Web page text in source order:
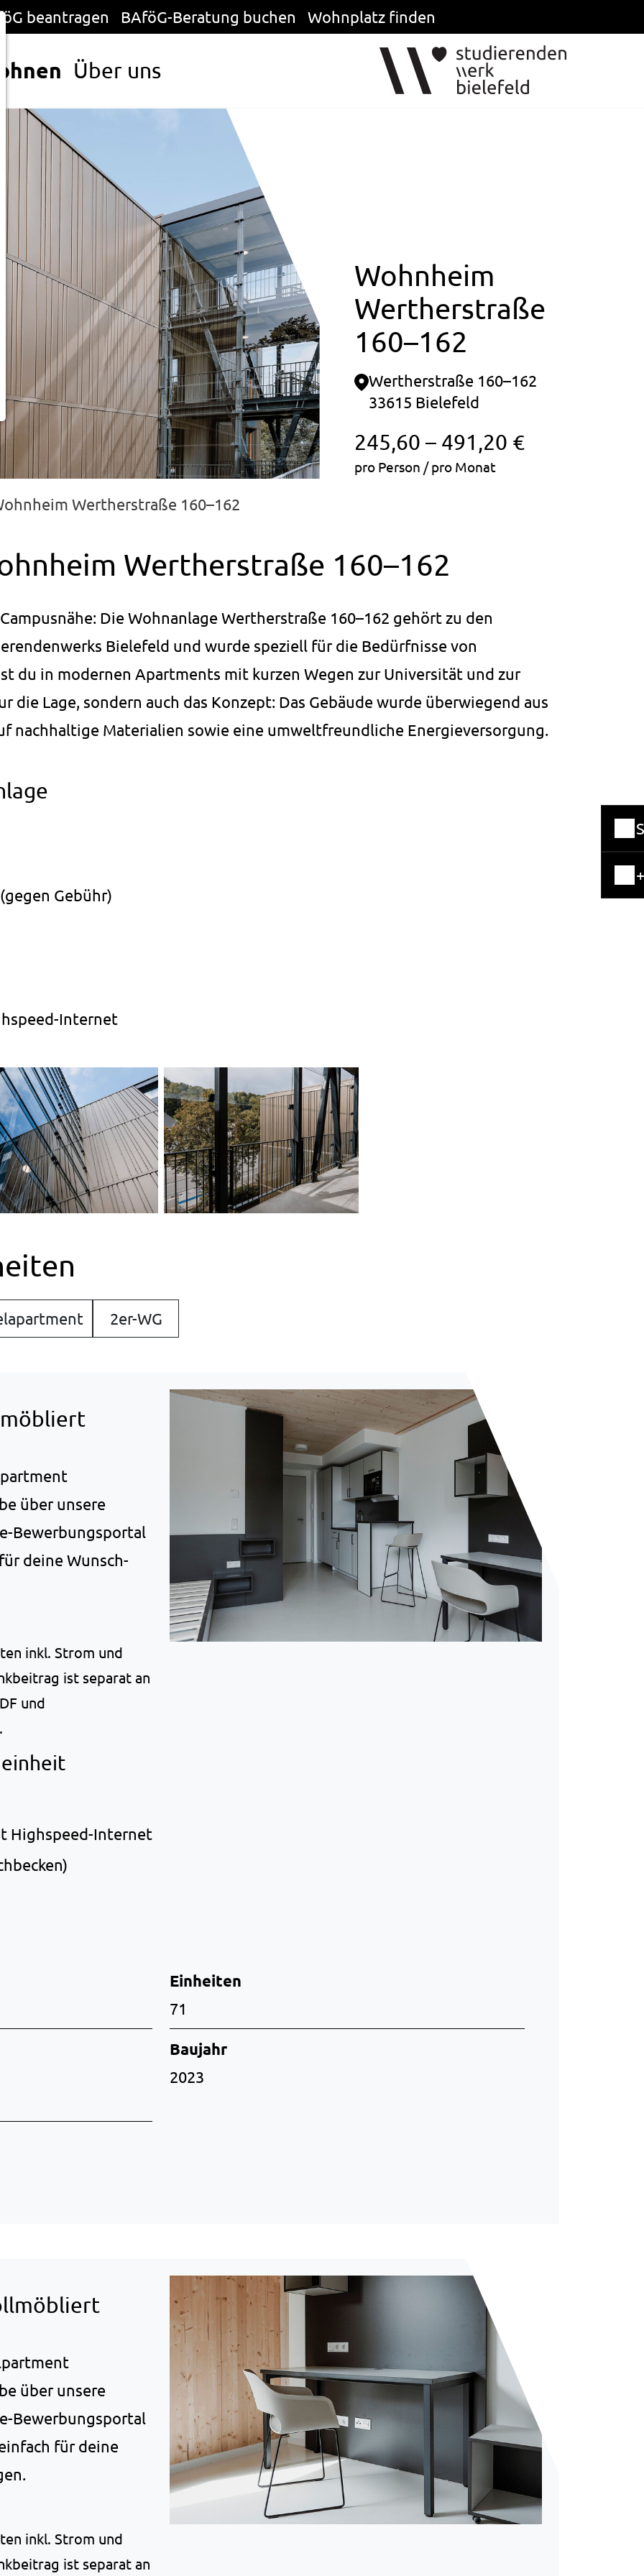
beantragen BAföG-Beratung buchen Wohnplatz finden
Über uns
Wohnheim
Wertherstraße
160–162
Wertherstraße 160–162
33615 Bielefeld
245,60 – 491,20 €
pro Person / pro Monat
Wertherstraße 160–162
Wertherstraße 160–162
Die Wohnanlage Wertherstraße 160–162 gehört zu den
Bielefeld und wurde speziell für die Bedürfnisse von
du in modernen Apartments mit kurzen Wegen zur Universität und zur
die Lage, sondern auch das Konzept: Das Gebäude wurde überwiegend aus
nachhaltige Materialien sowie eine umweltfreundliche Energieversorgung.
Gebühr)
Internet
2er-WG
über unsere
Bewerbungsportal
deine Wunsch-
inkl. Strom und
ist separat an
und
Highspeed-Internet
Einheiten
71
Baujahr
2023
über unsere
Bewerbungsportal
für deine
inkl. Strom und
ist separat an